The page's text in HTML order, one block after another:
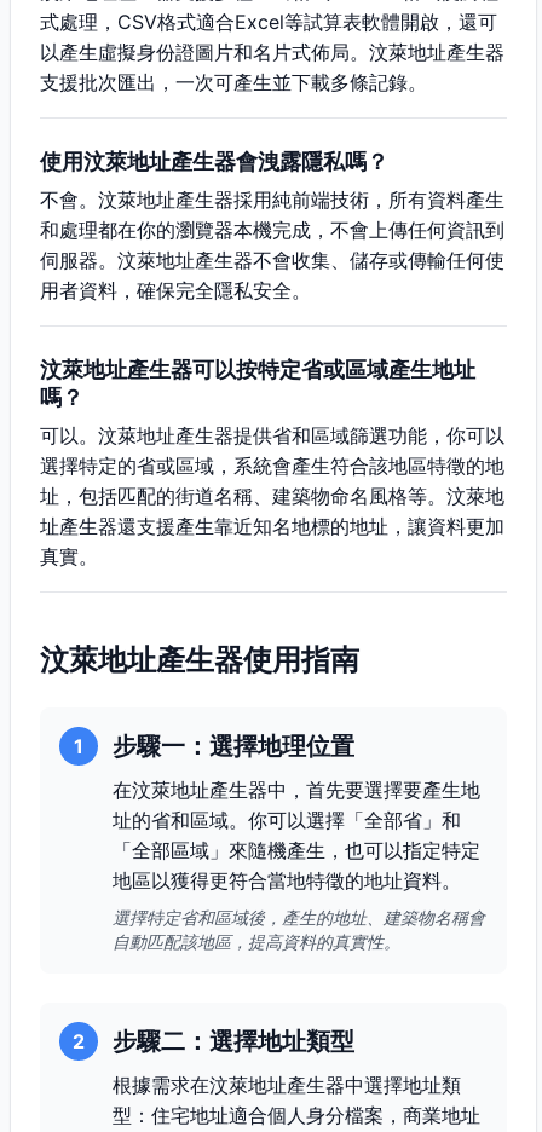
式處理，CSV格式適合Excel等試算表軟體開啟，還可
以產生虛擬身份證圖片和名片式佈局。汶萊地址產生器
支援批次匯出，一次可產生並下載多條記錄。
使用汶萊地址產生器會洩露隱私嗎？
不會。汶萊地址產生器採用純前端技術，所有資料產生
和處理都在你的瀏覽器本機完成，不會上傳任何資訊到
伺服器。汶萊地址產生器不會收集、儲存或傳輸任何使
用者資料，確保完全隱私安全。
汶萊地址產生器可以按特定省或區域產生地址
嗎？
可以。汶萊地址產生器提供省和區域篩選功能，你可以
選擇特定的省或區域，系統會產生符合該地區特徵的地
址，包括匹配的街道名稱、建築物命名風格等。汶萊地
址產生器還支援產生靠近知名地標的地址，讓資料更加
真實。
汶萊地址產生器使用指南
1 步驟一：選擇地理位置
在汶萊地址產生器中，首先要選擇要產生地
址的省和區域。你可以選擇「全部省」和
「全部區域」來隨機產生，也可以指定特定
地區以獲得更符合當地特徵的地址資料。
選擇特定省和區域後，產生的地址、建築物名稱會
自動匹配該地區，提高資料的真實性。
2 步驟二：選擇地址類型
根據需求在汶萊地址產生器中選擇地址類
型：住宅地址適合個人身分檔案，商業地址